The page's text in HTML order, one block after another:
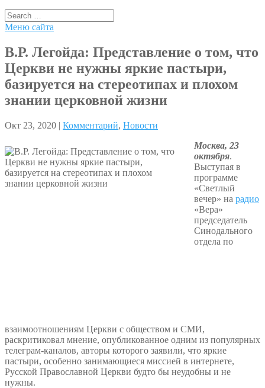
Меню сайта
В.Р. Легойда: Представление о том, что
Церкви не нужны яркие пастыри,
базируется на стереотипах и плохом
знании церковной жизни
Окт 23, 2020 | Комментарий, Новости
Москва, 23
октября.
Выступая в
программе
«Светлый
вечер» на радио
«Вера»
председатель
Синодального
отдела по
взаимоотношениям Церкви с обществом и СМИ,
раскритиковал мнение, опубликованное одним из популярных
телеграм-каналов, авторы которого заявили, что яркие
пастыри, особенно занимающиеся миссией в интернете,
Русской Православной Церкви будто бы неудобны и не
нужны.